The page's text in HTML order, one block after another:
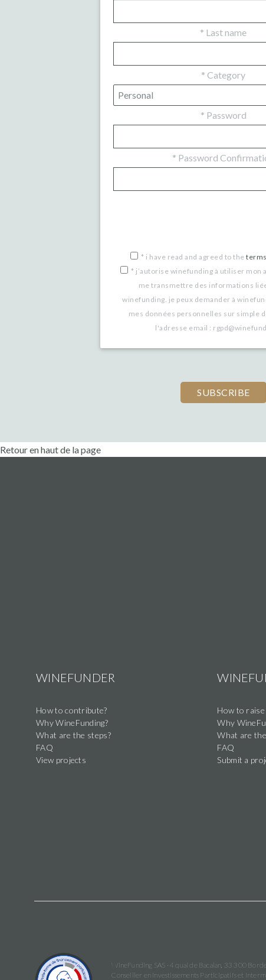
* Last name
* Category
* Password
* Password
human,
ignore
* i have read and agreed to the
* j’autorise winefunding à utiliser mon
me transmettre des informations
winefunding. je peux demander à
mes données personnelles sur simple
l'adresse email :
Retour en haut de la page
WINEFUNDER
How to contribute?
Why WineFunding?
What are the steps?
FAQ
View projects
How to raise
Why
What are
FAQ
Submit a
WineFunding SAS · 4 quai de Bacalan, 33 300
Conseiller en Investissements Participatifs et